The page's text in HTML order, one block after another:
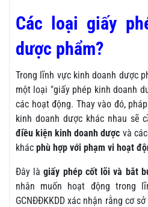
Các loại giấy
dược phẩm?
Trong lĩnh vực kinh doanh dược
một loại "giấy phép kinh doanh
các hoạt động. Thay vào đó,
kinh doanh dược khác nhau sẽ
điều kiện kinh doanh dược và
khác phù hợp với phạm vi hoạt
Đây làgiấy phép cốt lõi và bắt
nhân muốn hoạt động trong
GCNĐĐKKDD xác nhận rằng cơ